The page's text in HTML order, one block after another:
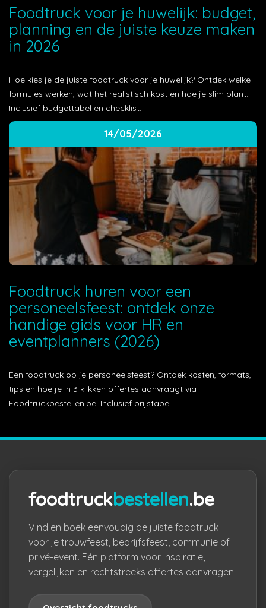
Foodtruck voor je huwelijk: budget,
planning en de juiste keuze maken
in 2026
Hoe kies je de juiste foodtruck voor je huwelijk? Ontdek welke
formules werken, wat het realistisch kost en hoe je slim plant.
Inclusief budgettabel en checklist.
14/05/2026
Foodtruck huren voor een
personeelsfeest: ontdek onze
handige gids voor HR en
eventplanners (2026)
Een foodtruck op je personeelsfeest? Ontdek kosten, formats,
tips en hoe je in 3 klikken offertes aanvraagt via
Foodtruckbestellen.be. Inclusief prijstabel.
foodtruckbestellen.be
Vind en boek eenvoudig de juiste foodtruck
voor je trouwfeest, bedrijfsfeest, communie of
privé-event. Eén platform voor inspiratie,
vergelijken en rechtstreeks offertes aanvragen.